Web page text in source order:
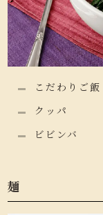
こだわりご飯
クッパ
ビビンバ
麺